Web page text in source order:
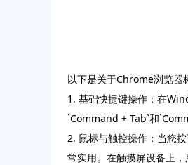
以下是关于Chrome浏览器
1. 基础快捷键操作：在
`Command + Tab`和
2. 鼠标与触控操作：当您
常实用。在触摸屏设备上